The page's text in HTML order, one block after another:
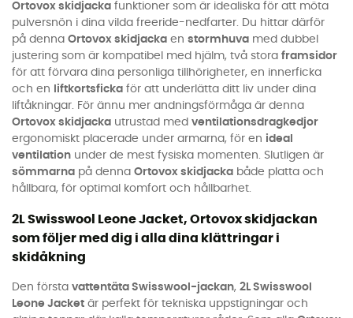
Ortovox skidjacka funktioner som är idealiska för att möta
pulversnön i dina vilda freeride-nedfarter. Du hittar därför
på denna Ortovox skidjacka en stormhuva med dubbel
justering som är kompatibel med hjälm, två stora framsidor
för att förvara dina personliga tillhörigheter, en innerficka
och en
liftkortsficka för att underlätta ditt liv under dina
liftåkningar. För ännu mer andningsförmåga är denna
Ortovox skidjacka utrustad med ventilationsdragkedjor
ergonomiskt placerade under armarna, för en ideal
ventilation under de mest fysiska momenten. Slutligen är
sömmarna på denna Ortovox skidjacka både platta och
hållbara, för optimal komfort och hållbarhet.
2L Swisswool Leone Jacket, Ortovox skidjackan
som följer med dig i alla dina klättringar i
skidåkning
Den första vattentäta Swisswool-jackan, 2L Swisswool
Leone Jacket är perfekt för tekniska uppstigningar och